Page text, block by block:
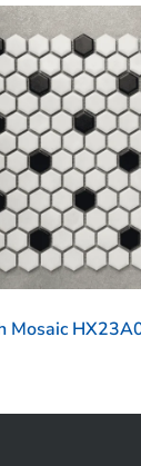
Mosaic